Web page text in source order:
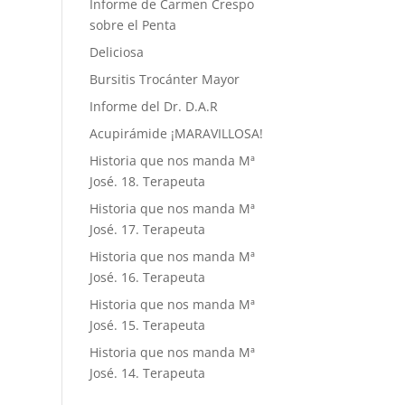
Informe de Carmen Crespo
sobre el Penta
Deliciosa
Bursitis Trocánter Mayor
Informe del Dr. D.A.R
Acupirámide ¡MARAVILLOSA!
Historia que nos manda Mª
José. 18. Terapeuta
Historia que nos manda Mª
José. 17. Terapeuta
Historia que nos manda Mª
José. 16. Terapeuta
Historia que nos manda Mª
José. 15. Terapeuta
Historia que nos manda Mª
José. 14. Terapeuta